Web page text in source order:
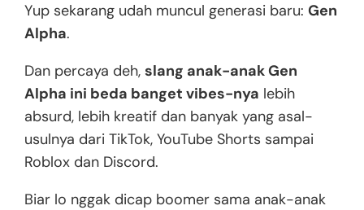
Yup sekarang udah muncul generasi baru: Gen
Alpha.
Dan percaya deh, slang anak-anak Gen
Alpha ini beda banget vibes-nya lebih
absurd, lebih kreatif dan banyak yang asal-
usulnya dari TikTok, YouTube Shorts sampai
Roblox dan Discord.
Biar lo nggak dicap boomer sama anak-anak